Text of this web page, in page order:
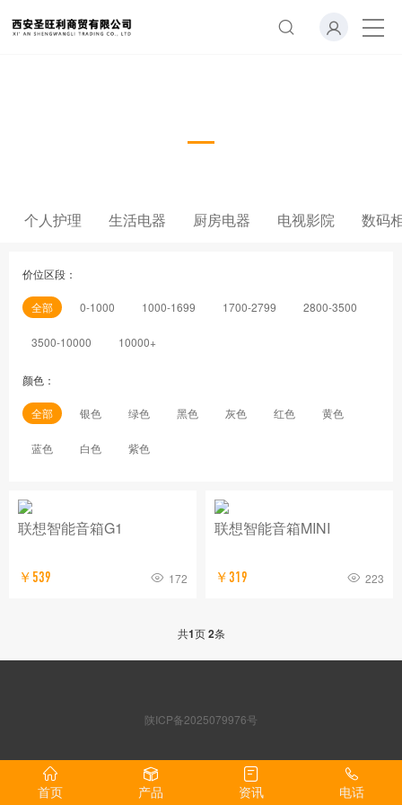
个人护理 生活电器 厨房电器 电视影院 数码
价位区段：
全部 0-1000 1000-1699 1700-2799 2800-3500
3500-10000 10000+
颜色：
全部 银色 绿色 黑色 灰色 红色 黄色
蓝色 白色 紫色
联想智能音箱G1
￥539 172
联想智能音箱MINI
￥319 223
共1页2条
陕ICP备2025079976号
首页 产品 资讯 电话